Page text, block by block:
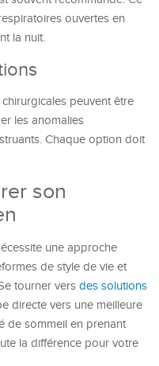
ouvertes en
la nuit.
peuvent être
les anomalies
Chaque option doit
son
une approche
de style de vie et
tourner vers des solutions
directe vers une meilleure
de sommeil en prenant
la différence pour votre